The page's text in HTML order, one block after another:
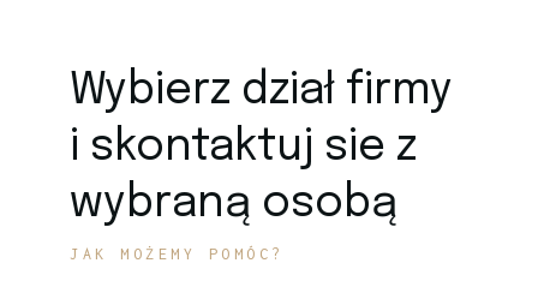
Wybierz dział firmy
i skontaktuj sie z
wybraną osobą
JAK MOŻEMY POMÓC?